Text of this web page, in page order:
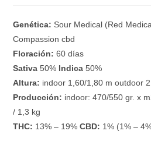
Genética: Sour Medical (Red
Compassion cbd
Floración: 60 días
Sativa 50% Indica 50%
Altura: indoor 1,60/1,80 m outdoor
Producción: indoor: 470/550 gr. x
/ 1,3 kg
THC: 13% – 19%CBD: 1% (1% –